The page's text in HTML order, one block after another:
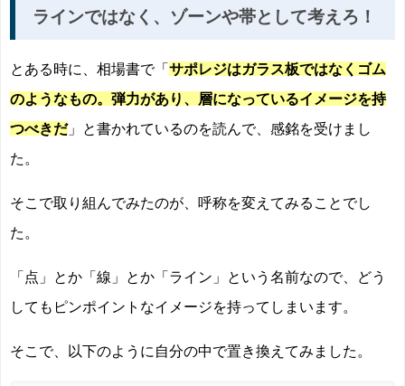
ラインではなく、ゾーンや帯として考えろ！
とある時に、相場書で「サポレジはガラス板ではなくゴム
のようなもの。弾力があり、層になっているイメージを持
つべきだ」と書かれているのを読んで、感銘を受けまし
た。
そこで取り組んでみたのが、呼称を変えてみることでし
た。
「点」とか「線」とか「ライン」という名前なので、どう
してもピンポイントなイメージを持ってしまいます。
そこで、以下のように自分の中で置き換えてみました。